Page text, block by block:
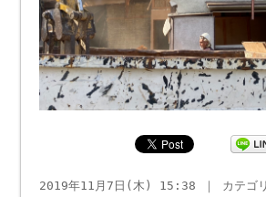
2019年11月7日(木) 15:38 ｜ カテゴ